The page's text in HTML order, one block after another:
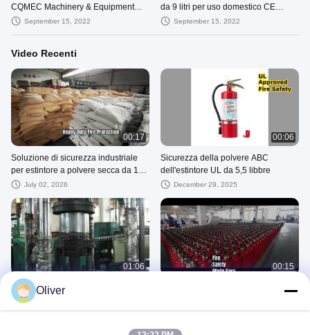
CQMEC Machinery & Equipment
Co., LtdSeptember 15, 2022
da 9 litri per uso domestico CE
portatile
September 15, 2022
Video Recenti
00:17
Soluzione di sicurezza industriale
per estintore a polvere secca da 12
kg July 02, 2026
00:06
Sicurezza della polvere ABC
dell'estintore UL da 5,5 libbre
December 29, 2025
01:06
video8
December 23, 2025
00:15
Oliver